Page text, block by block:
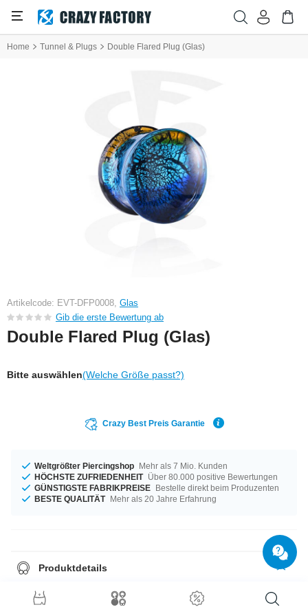
Home Tunnel & Plugs Double Flared Plug (Glas)
Artikelcode: EVT-DFP0008, Glas
Gib die erste Bewertung ab
Double Flared Plug (Glas)
Bitte auswählen(Welche Größe passt?)
Crazy Best Preis Garantie
Weltgrößter Piercingshop Mehr als 7 Mio. Kunden
HÖCHSTE ZUFRIEDENHEIT Über 80.000 positive Bewertungen
GÜNSTIGSTE FABRIKPREISE Bestelle direkt beim Produzenten
BESTE QUALITÄT Mehr als 20 Jahre Erfahrung
Produktdetails
Jetzt bestellen, so lange der Vorrat reicht!